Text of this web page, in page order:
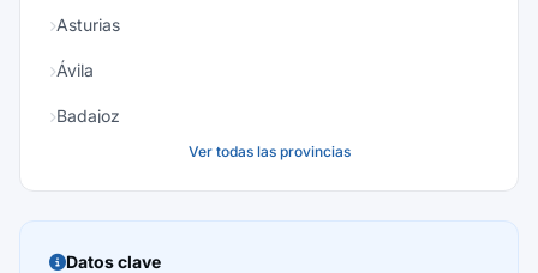
Asturias
Ávila
Badajoz
Burgos
Ver todas las provincias
Datos clave